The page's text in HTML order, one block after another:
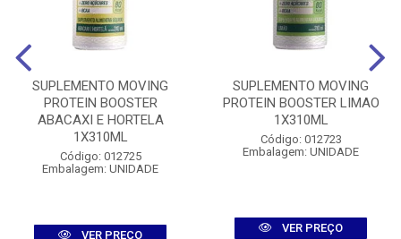
SUPLEMENTO MOVING
PROTEIN BOOSTER
ABACAXI E HORTELA
1X310ML
Código: 012725
Embalagem: UNIDADE
VER PREÇO
SUPLEMENTO MOVING
PROTEIN BOOSTER LIMAO
1X310ML
Código: 012723
Embalagem: UNIDADE
VER PREÇO